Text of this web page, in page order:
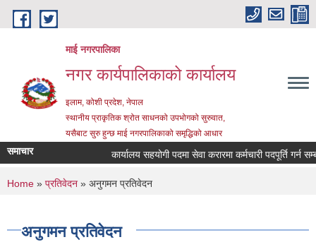
Skip to main content
माई नगरपालिका
नगर कार्यपालिकाको कार्यालय
इलाम, कोशी प्रदेश, नेपाल
स्थानीय प्राकृतिक श्रोत साधनको उपभोगको सुरुवात,
यसैबाट सुरु हुन्छ माई नगरपालिकाको समृद्धिको आधार
समाचार कार्यालय सहयोगी पदमा सेवा करारमा कर्मचारी पदपूर्ति गर्न
You are here
Home » प्रतिवेदन » अनुगमन प्रतिवेदन
अनुगमन प्रतिवेदन